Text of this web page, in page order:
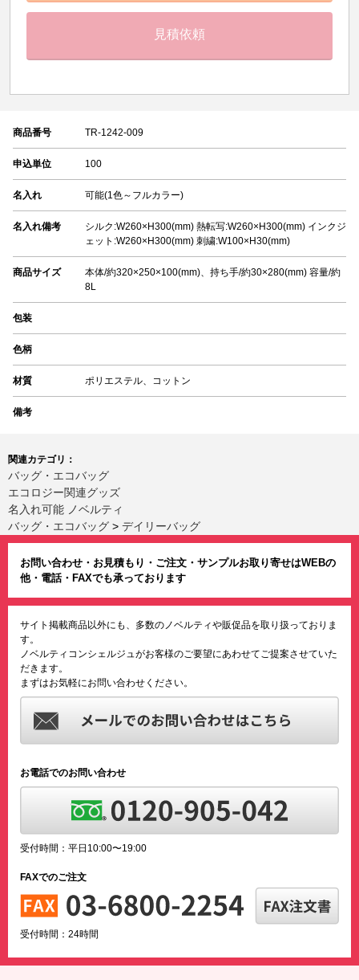
見積依頼
商品番号 TR-1242-009
申込単位 100
名入れ 可能(1色～フルカラー)
名入れ備考
シルク:W260×H300(mm) 熱転写:W260×H300(mm) インクジ
ェット:W260×H300(mm) 刺繍:W100×H30(mm)
商品サイズ
本体/約320×250×100(mm)、持ち手/約30×280(mm) 容量/約
8L
包装
色柄
材質 ポリエステル、コットン
備考
関連カテゴリ：
バッグ・エコバッグ
エコロジー関連グッズ
名入れ可能 ノベルティ
バッグ・エコバッグ > デイリーバッグ
お問い合わせ・お見積もり・ご注文・サンプルお取り寄せはWEBの
他・電話・FAXでも承っております
サイト掲載商品以外にも、多数のノベルティや販促品を取り扱っておりま
す。
ノベルティコンシェルジュがお客様のご要望にあわせてご提案させていた
だきます。
まずはお気軽にお問い合わせください。
お電話でのお問い合わせ
受付時間：平日10:00〜19:00
FAXでのご注文
受付時間：24時間